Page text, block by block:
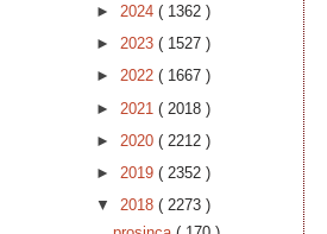
► 2024 ( 1362 )
► 2023 ( 1527 )
► 2022 ( 1667 )
► 2021 ( 2018 )
► 2020 ( 2212 )
► 2019 ( 2352 )
▼ 2018 ( 2273 )